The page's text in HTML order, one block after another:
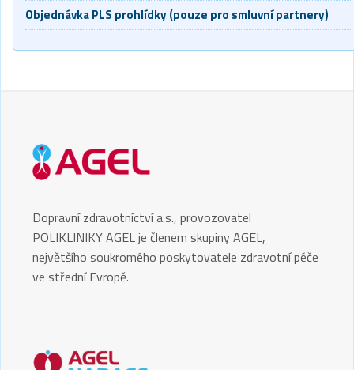
Objednávka PLS prohlídky (pouze pro smluvní partnery)
Dopravní zdravotníctví a.s., provozovatel
POLIKLINIKY AGEL je členem skupiny AGEL,
největšího soukromého poskytovatele zdravotní péče
ve střední Evropě.